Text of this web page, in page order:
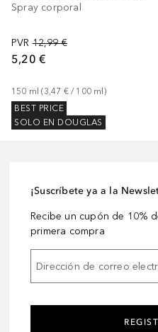
Spray corporal
PVR 12,99 €
5,20 €
150 ml (3,47 € / 100 ml )
BEST PRICE
SOLO EN DOUGLAS
¡Suscríbete ya a la
Recibe un cupón de 10%
primera compra
Dirección de correo